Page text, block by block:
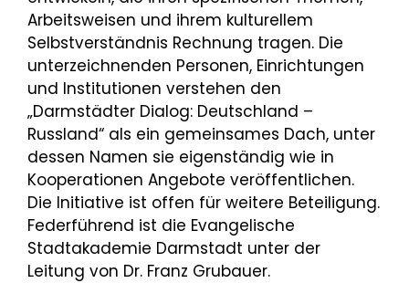
Arbeitsweisen und ihrem kulturellem
Selbstverständnis Rechnung tragen. Die
unterzeichnenden Personen, Einrichtungen
und Institutionen verstehen den
„Darmstädter Dialog: Deutschland –
Russland“ als ein gemeinsames Dach, unter
dessen Namen sie eigenständig wie in
Kooperationen Angebote veröffentlichen.
Die Initiative ist offen für weitere Beteiligung.
Federführend ist die Evangelische
Stadtakademie Darmstadt unter der
Leitung von Dr. Franz Grubauer.